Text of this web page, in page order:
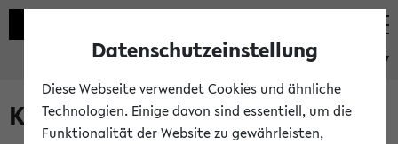
eKVV
Kombisuche im eKVV
Datenschutzeinstellung
Diese Webseite verwendet Cookies und ähnliche
Technologien. Einige davon sind essentiell, um die
Funktionalität der Website zu gewährleisten,